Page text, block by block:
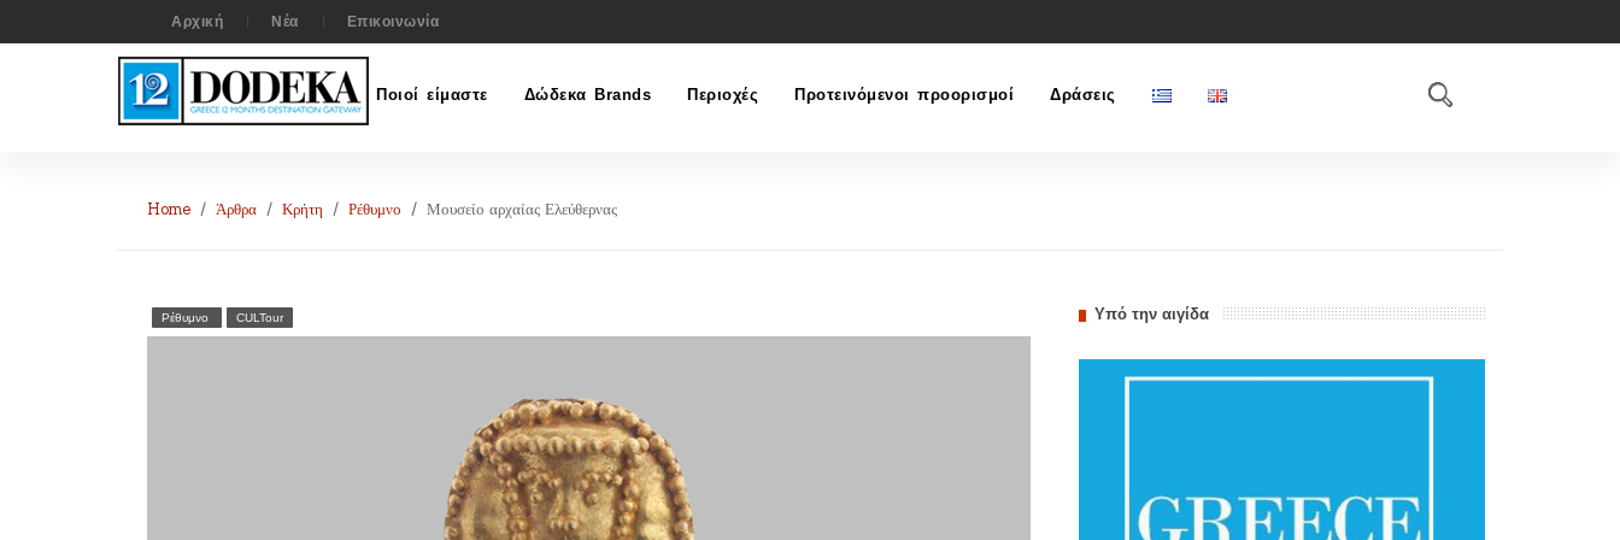
Αρχική Νέα Επικοινωνία
Ποιοί είμαστε Δώδεκα Brands Περιοχές Προτεινόμενοι προορισμοί Δράσεις
Home Άρθρα Κρήτη Ρέθυμνο Μουσείο αρχαίας Ελεύθερνας
Ρέθυμνο CULTour Υπό την αιγίδα